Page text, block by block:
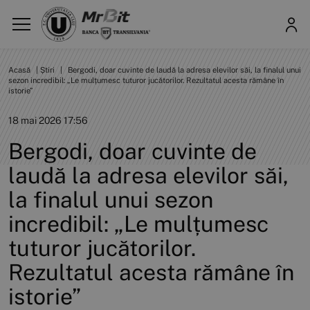
Acasă Știri
Bergodi, doar cuvinte de laudă la adresa elevilor săi, la finalul unui
sezon incredibil: „Le mulțumesc tuturor jucătorilor. Rezultatul acesta rămâne în
istorie”
18 mai 2026 17:56
Bergodi, doar cuvinte de
laudă la adresa elevilor săi,
la finalul unui sezon
incredibil: „Le mulțumesc
tuturor jucătorilor.
Rezultatul acesta rămâne în
istorie”